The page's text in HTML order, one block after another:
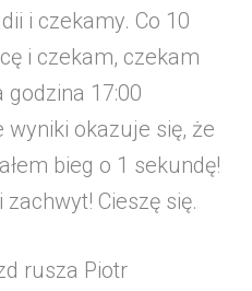
i czekamy. Co 10
i czekam, czekam
godzina 17:00
okazuje się, że
bieg o 1 sekundę!
Cieszę się.
rusza Piotr